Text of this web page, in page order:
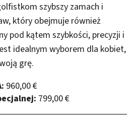
szybszy zamach i
który obejmuje również
pod kątem szybkości, precyzji i
idealnym wyborem dla kobiet,
grę.
960,00 €
799,00 €